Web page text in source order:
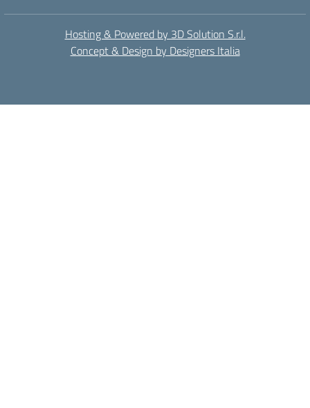
Hosting & Powered by 3D Solution S.r.l.
Concept & Design by Designers Italia